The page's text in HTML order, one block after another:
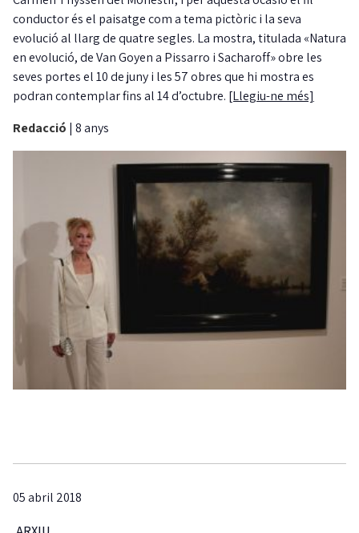
conductor és el paisatge com a tema pictòric i la seva
evolució al llarg de quatre segles. La mostra, titulada «Natura
en evolució, de Van Goyen a Pissarro i Sacharoff» obre les
seves portes el 10 de juny i les 57 obres que hi mostra es
podran contemplar fins al 14 d’octubre. [Llegiu-ne més]
Redacció | 8 anys
05 abril 2018